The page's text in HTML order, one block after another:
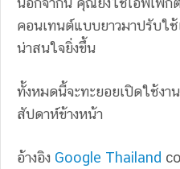
คอนเทนต์แบบยาวมาปรับใ
น่าสนใจยิ่งขึ้น
ทั้งหมดนี้จะทะยอยเปิดใช้ง
สัปดาห์ข้างหน้า
อ้างอิง Google Thailand